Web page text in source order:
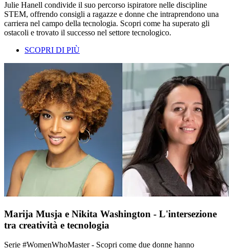
Julie Hanell condivide il suo percorso ispiratore nelle discipline
STEM, offrendo consigli a ragazze e donne che intraprendono una
carriera nel campo della tecnologia. Scopri come ha superato gli
ostacoli e trovato il successo nel settore tecnologico.
SCOPRI DI PIÙ
Marija Musja e Nikita Washington - L'intersezione
tra creatività e tecnologia
Serie #WomenWhoMaster - Scopri come due donne hanno